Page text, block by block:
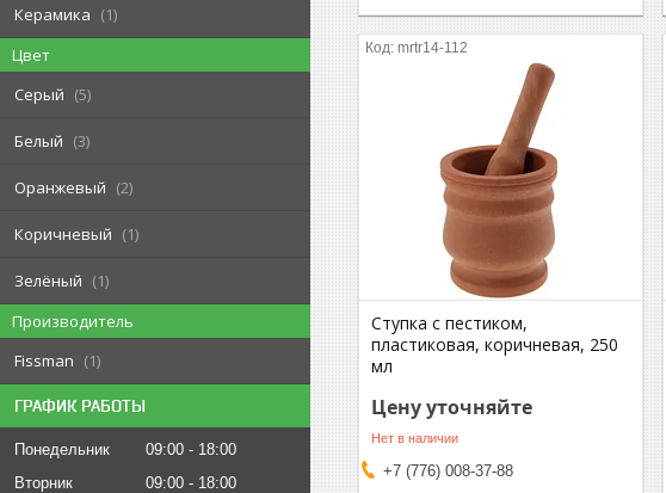
Керамика
1
Цвет
Серый
5
Белый 3
Оранжевый 2
Коричневый 1
Зелёный
1
Производитель
Fissman
1
ГРАФИК РАБОТЫ
Понедельник 09:00
18:00
Вторник
09:00
18:00
mrtr14-112
Ступка с пестиком,
пластиковая, коричневая, 250
мл
Цену уточняйте
Нет в наличии
+7 (776) 008-37-88